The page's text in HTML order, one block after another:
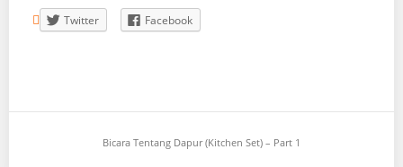
Twitter
Facebook
Bicara Tentang Dapur (Kitchen Set) – Part 1